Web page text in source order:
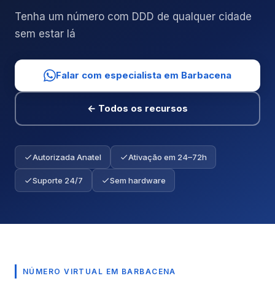
Tenha um número com DDD de qualquer cidade
sem estar lá
Falar com especialista em Barbacena
← Todos os recursos
Autorizada Anatel Ativação em 24–72h
Suporte 24/7 Sem hardware
NÚMERO VIRTUAL EM BARBACENA